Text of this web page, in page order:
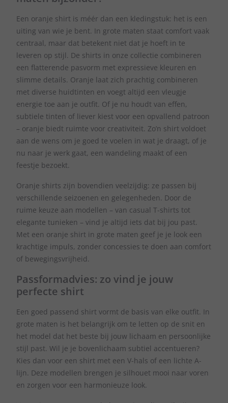
Een oranje shirt is méér dan een kledingstuk: het is een
uiting van wie je bent. In grote maten staat comfort vaak
centraal, maar dat betekent niet dat je hoeft in te
leveren op stijl. De shirts in onze collectie combineren
een flatterende pasvorm met expressieve kleuren en
slimme details. Oranje laat zich prachtig combineren
met diverse huidtinten en voegt altijd een vleugje
energie toe aan je outfit. Of je nu houdt van effen,
subtiele tinten of liever kiest voor een opvallend patroon
– oranje biedt ruimte voor creativiteit. Zo’n shirt voldoet
aan de wens om je goed te voelen in wat je draagt, of je
nu naar je werk gaat, een wandeling maakt of een
feestje bezoekt.
Oranje shirts zijn bovendien veelzijdig: ze passen bij
verschillende seizoenen en gelegenheden. Door de
ruime keuze aan modellen – van casual T-shirts tot
elegante tunieken – vind je altijd iets dat bij jou past.
Met een oranje shirt in grote maten geef je je look een
krachtige impuls, zonder concessies te doen aan comfort
of bewegingsvrijheid.
Passformadvies: zo vind je jouw
perfecte shirt
Een goed passend shirt vormt de basis van elke outfit. In
grote maten is het belangrijk om te letten op de snit en
het model dat het beste bij jouw lichaam en persoonlijke
stijl past. Wil je je bovenlichaam subtiel accentueren?
Kies dan voor een shirt met een V-hals of een lichte A-
lijn. Deze modellen brengen je silhouet mooi naar voren
en zorgen voor een harmonieuze look.